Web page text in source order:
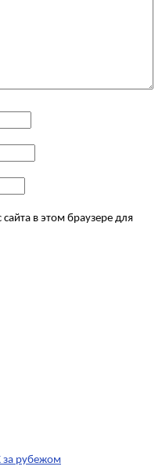
в этом браузере для
за рубежом